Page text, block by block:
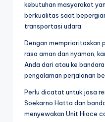
kebutuhan masyarakat
berkualitas saat
transportasi udara.
Dengan
rasa aman dan nyaman,
Anda dari atau ke
pengalaman perjalanan
Perlu dicatat untuk jasa
Soekarno Hatta dan
menyewakan Unit Hiace